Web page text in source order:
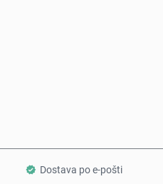
Dostava po e-pošti